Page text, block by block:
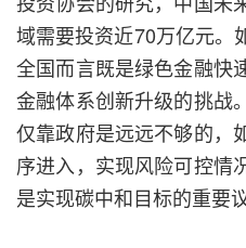
域需要投资近70万亿元。
全国而言既是绿色金融快
金融体系创新升级的挑战
仅靠政府是远远不够的，
序进入，实现风险可控情
是实现碳中和目标的重要议